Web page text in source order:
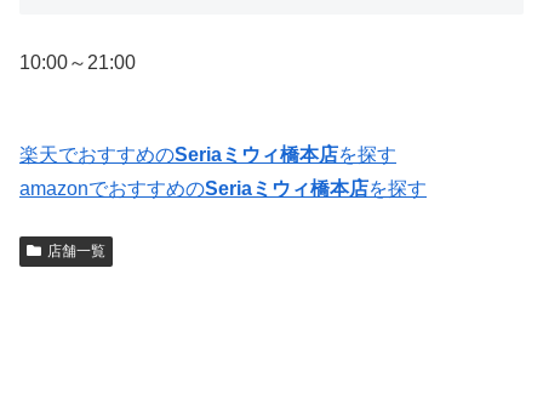
10:00～21:00
楽天でおすすめのSeriaミウィ橋本店を探す
amazonでおすすめのSeriaミウィ橋本店を探す
店舗一覧